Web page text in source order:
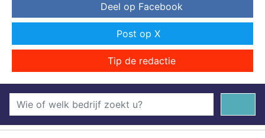
Deel op Facebook
Post op X
Tip de redactie